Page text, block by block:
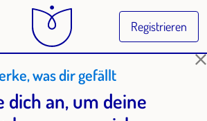
Registrieren
was dir gefällt
dich an, um deine